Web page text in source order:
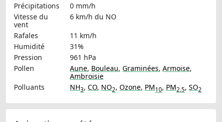
Précipitations
0 mm/h
Vitesse du
vent
6 km/h du NO
Rafales
11 km/h
Humidité
31%
Pression
961 hPa
Pollen
Aune, Bouleau, Graminées, Armoise,
Ambroisie
Polluants
NH3, CO, NO2, Ozone, PM10, PM2.5, SO2